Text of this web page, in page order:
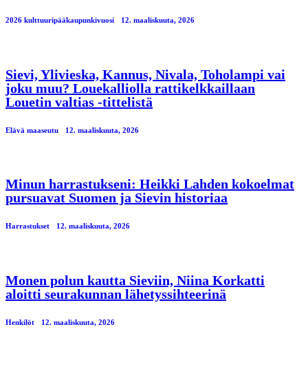
2026 kulttuuripääkaupunkivuosi 12. maaliskuuta, 2026
Sievi, Ylivieska, Kannus, Nivala, Toholampi vai
joku muu? Louekalliolla rattikelkkaillaan
Louetin valtias -tittelistä
Elävä maaseutu 12. maaliskuuta, 2026
Minun harrastukseni: Heikki Lahden kokoelmat
pursuavat Suomen ja Sievin historiaa
Harrastukset 12. maaliskuuta, 2026
Monen polun kautta Sieviin, Niina Korkatti
aloitti seurakunnan lähetyssihteerinä
Henkilöt 12. maaliskuuta, 2026